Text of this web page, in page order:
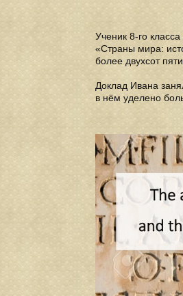
Ученик 8-го
«Страны мира:
более двухсот
Доклад Ивана
в нём уделено